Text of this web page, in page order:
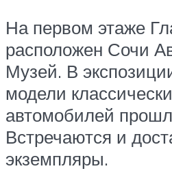
На первом этаже
расположен Сочи
Музей. В
модели
автомобилей
Встречаются и
экземпляры.